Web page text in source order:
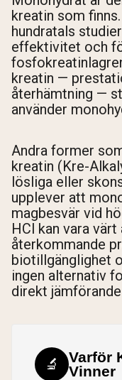
kreatin som
hundratals
effektivitet och
kreatin —
återhämtning —
använder
Andra former
kreatin (Kre-
lösliga eller
upplever att
magbesvär vid
HCl kan vara
återkommande
biotillgänglighet
ingen alternativ
direkt
🔬
Varför
Vinner